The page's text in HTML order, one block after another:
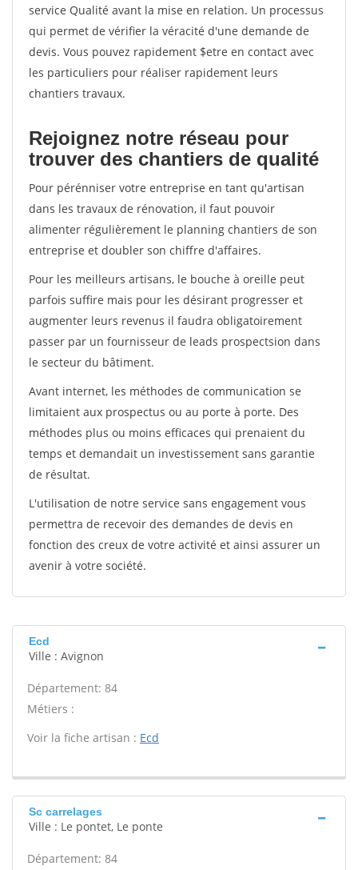
service Qualité avant la mise en relation. Un processus
qui permet de vérifier la véracité d'une demande de
devis. Vous pouvez rapidement $etre en contact avec
les particuliers pour réaliser rapidement leurs
chantiers travaux.
Rejoignez notre réseau pour
trouver des chantiers de qualité
Pour pérénniser votre entreprise en tant qu'artisan
dans les travaux de rénovation, il faut pouvoir
alimenter régulièrement le planning chantiers de son
entreprise et doubler son chiffre d'affaires.
Pour les meilleurs artisans, le bouche à oreille peut
parfois suffire mais pour les désirant progresser et
augmenter leurs revenus il faudra obligatoirement
passer par un fournisseur de leads prospectsion dans
le secteur du bâtiment.
Avant internet, les méthodes de communication se
limitaient aux prospectus ou au porte à porte. Des
méthodes plus ou moins efficaces qui prenaient du
temps et demandait un investissement sans garantie
de résultat.
L'utilisation de notre service sans engagement vous
permettra de recevoir des demandes de devis en
fonction des creux de votre activité et ainsi assurer un
avenir à votre société.
Ecd
Ville : Avignon
Département: 84
Métiers :
Voir la fiche artisan : Ecd
Sc carrelages
Ville : Le pontet, Le ponte
Département: 84